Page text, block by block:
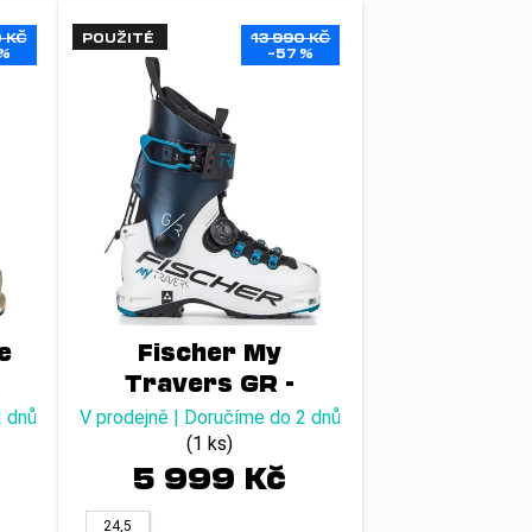
KČ
dnů
POUŽITÉ
13 990 KČ
–57 %
Fischer My
Travers GR -
21/22
V prodejně | Doručíme do 2 dnů
(1 ks)
5 999 Kč
24,5